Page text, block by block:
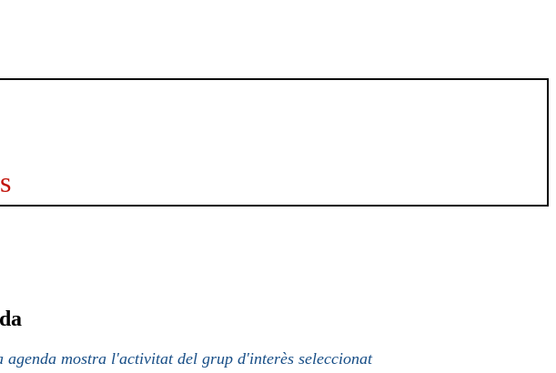
agenda mostra l'activitat del grup d'interès seleccionat